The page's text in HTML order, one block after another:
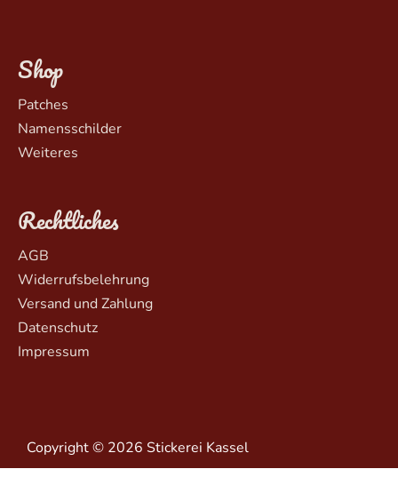
Shop
Patches
Namensschilder
Weiteres
Rechtliches
AGB
Widerrufsbelehrung
Versand und Zahlung
Datenschutz
Impressum
Copyright © 2026 Stickerei Kassel